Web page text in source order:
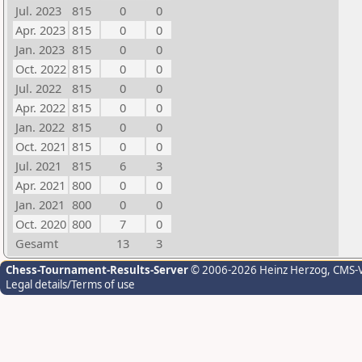
Jul. 2023
815 0
0
Apr. 2023 815 0
0
Jan. 2023 815 0
0
Oct. 2022 815 0
0
Jul. 2022
815 0
0
Apr. 2022 815 0
0
Jan. 2022 815 0
0
Oct. 2021 815 0
0
Jul. 2021
815 6
3
Apr. 2021 800 0
0
Jan. 2021 800 0
0
Oct. 2020 800 7
0
Gesamt
13 3
Chess-Tournament-Results-Server© 2006-2026 Heinz Herzog,
Legal details/Terms of use